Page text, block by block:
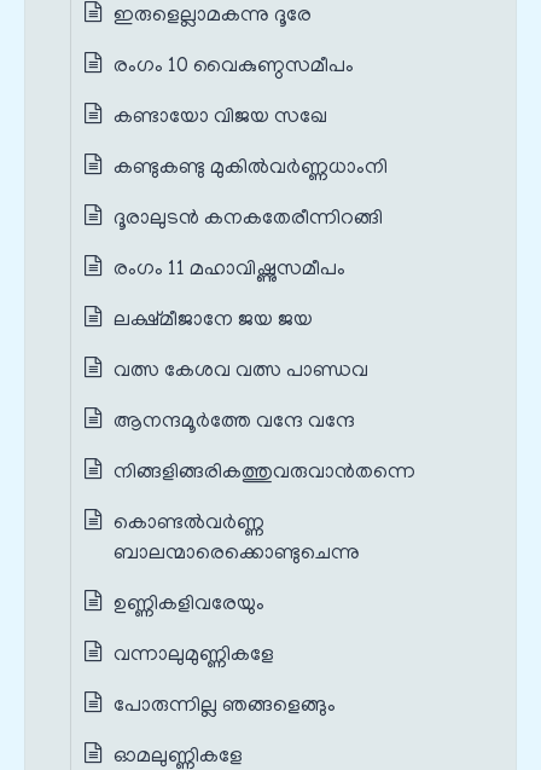
ഇരുളെല്ലാമകന്നു ദൂരേ
രംഗം 10 വൈകുണ്ഠസമീപം
കണ്ടായോ വിജയ സഖേ
കണ്ടുകണ്ടു മുകിൽവർണ്ണധാംനി
ദൂരാലുടൻ കനകതേരീന്നിറങ്ങി
രംഗം 11 മഹാവിഷ്ണുസമീപം
ലക്ഷ്മീജാനേ ജയ ജയ
വത്സ കേശവ വത്സ പാണ്ഡവ
ആനന്ദമൂർത്തേ വന്ദേ വന്ദേ
നിങ്ങളിങ്ങരികത്തുവരുവാൻതന്നെ
കൊണ്ടൽവർണ്ണ
ബാലന്മാരെക്കൊണ്ടുചെന്നു
ഉണ്ണികളിവരേയും
വന്നാലുമുണ്ണികളേ
പോരുന്നില്ല ഞങ്ങളെങ്ങും
ഓമലുണ്ണികളേ